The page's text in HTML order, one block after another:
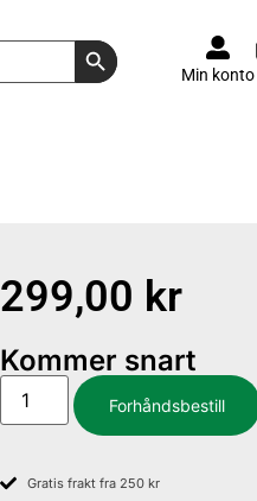
Search Button
Min konto
299,00 kr
Kommer snart
Forhåndsbestill
Gratis frakt fra 250 kr